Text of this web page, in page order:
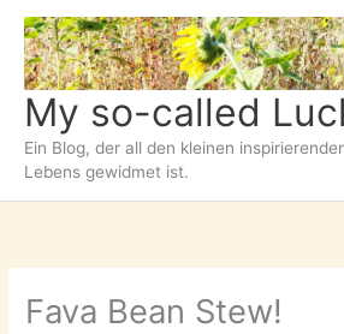
Zum
Inhalt
springen
My so-called
Ein Blog, der all den kleinen
Lebens gewidmet ist.
Fava Bean Stew!